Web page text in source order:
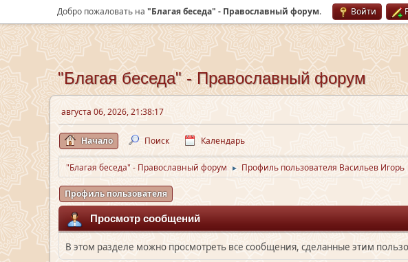
Добро пожаловать на "Благая беседа" - Православный форум. Войти
"Благая беседа" - Православный форум
августа 06, 2026, 21:38:17
Начало Поиск Календарь
"Благая беседа" - Православный форум ► Профиль пользователя Васильев Игорь
Профиль пользователя
Просмотр сообщений
В этом разделе можно просмотреть все сообщения, сделанные этим